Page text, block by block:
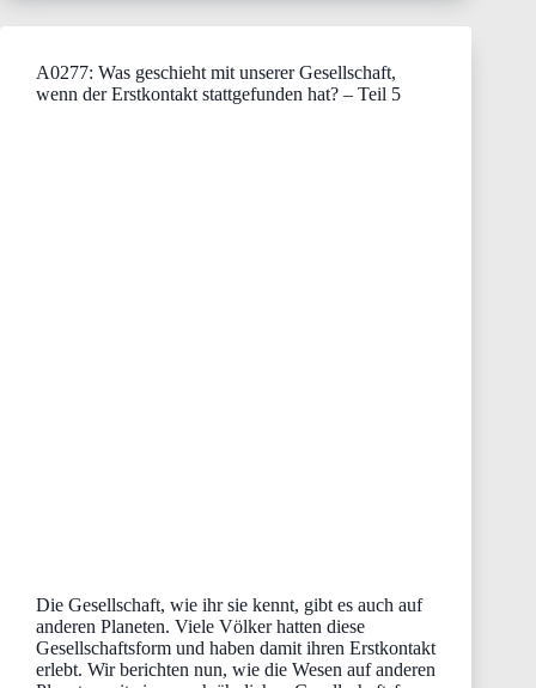
A0277: Was geschieht mit unserer Gesellschaft,
wenn der Erstkontakt stattgefunden hat? – Teil 5
Die Gesellschaft, wie ihr sie kennt, gibt es auch auf
anderen Planeten. Viele Völker hatten diese
Gesellschaftsform und haben damit ihren Erstkontakt
erlebt. Wir berichten nun, wie die Wesen auf anderen